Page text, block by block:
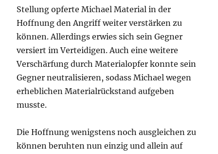
Stellung opferte Michael Material in der
Hoffnung den Angriff weiter verstärken zu
können. Allerdings erwies sich sein Gegner
versiert im Verteidigen. Auch eine weitere
Verschärfung durch Materialopfer konnte sein
Gegner neutralisieren, sodass Michael wegen
erheblichen Materialrückstand aufgeben
musste.
Die Hoffnung wenigstens noch ausgleichen zu
können beruhten nun einzig und allein auf